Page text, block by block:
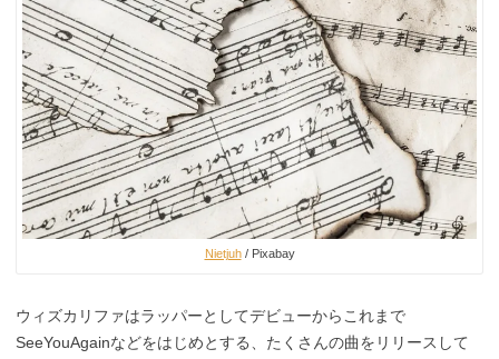
Nietjuh/ Pixabay
ウィズカリファはラッパーとしてデビューからこれまで
SeeYouAgainなどをはじめとする、たくさんの曲をリリースして